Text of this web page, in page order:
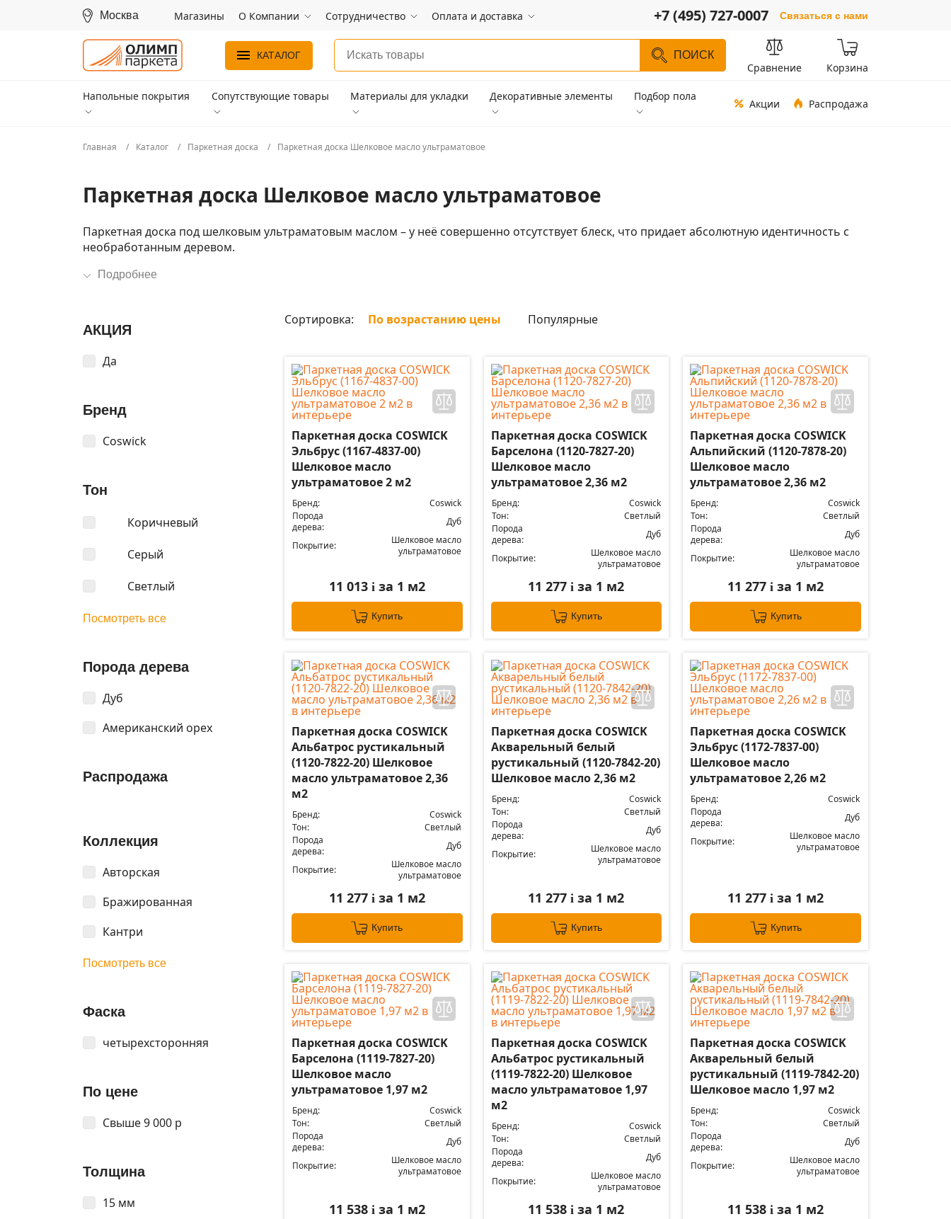
Москва Магазины О Компании Сотрудничество Оплата и доставка +7 (495) 727-0007 Связаться с нами
КАТАЛОГ ПОИСК
Сравнение Корзина
Напольные покрытия Сопутствующие товары Материалы для укладки Декоративные элементы Подбор пола
Акции Распродажа
Главная Каталог Паркетная доска Паркетная доска Шелковое масло ультраматовое
Паркетная доска Шелковое масло ультраматовое
Паркетная доска под шелковым ультраматовым маслом – у неё совершенно отсутствует блеск, что придает абсолютную идентичность с
необработанным деревом.
Подробнее
АКЦИЯ
Да
Бренд
Coswick
Тон
Коричневый
Серый
Светлый
Посмотреть все
Порода дерева
Дуб
Американский орех
Распродажа
Коллекция
Авторская
Бражированная
Кантри
Посмотреть все
Фаска
четырехсторонняя
По цене
Свыше 9 000 р
Толщина
15 мм
Сортировка: По возрастанию цены Популярные
Паркетная доска COSWICK
Эльбрус (1167-4837-00)
Шелковое масло
ультраматовое 2 м2
Бренд:
Coswick
Порода
дерева:
Дуб
Покрытие:
Шелковое масло
ультраматовое
11 013 iза 1 м2
Купить
Паркетная доска COSWICK
Барселона (1120-7827-20)
Шелковое масло
ультраматовое 2,36 м2
Бренд:
Coswick
Тон:
Светлый
Порода
дерева:
Дуб
Покрытие:
Шелковое масло
ультраматовое
11 277i за 1 м2
Купить
Паркетная доска COSWICK
Альпийский (1120-7878-20)
Шелковое масло
ультраматовое 2,36 м2
Бренд:
Coswick
Тон:
Светлый
Порода
дерева:
Дуб
Покрытие:
Шелковое масло
ультраматовое
11 277i за 1 м2
Купить
Паркетная доска COSWICK
Альбатрос рустикальный
(1120-7822-20) Шелковое
масло ультраматовое 2,36
м2
Бренд:
Coswick
Тон:
Светлый
Порода
дерева:
Дуб
Покрытие:
Шелковое масло
ультраматовое
11 277 iза 1 м2
Купить
Паркетная доска COSWICK
Акварельный белый
рустикальный (1120-7842-20)
Шелковое масло 2,36 м2
Бренд:
Coswick
Тон:
Светлый
Порода
дерева:
Дуб
Покрытие:
Шелковое масло
ультраматовое
11 277i за 1 м2
Купить
Паркетная доска COSWICK
Эльбрус (1172-7837-00)
Шелковое масло
ультраматовое 2,26 м2
Бренд:
Coswick
Порода
дерева:
Дуб
Покрытие:
Шелковое масло
ультраматовое
11 277i за 1 м2
Купить
Паркетная доска COSWICK
Барселона (1119-7827-20)
Шелковое масло
ультраматовое 1,97 м2
Бренд:
Coswick
Тон:
Светлый
Порода
дерева:
Дуб
Покрытие:
Шелковое масло
ультраматовое
11 538 iза 1 м2
Паркетная доска COSWICK
Альбатрос рустикальный
(1119-7822-20) Шелковое
масло ультраматовое 1,97
м2
Бренд:
Coswick
Тон:
Светлый
Порода
дерева:
Дуб
Покрытие:
Шелковое масло
ультраматовое
11 538i за 1 м2
Паркетная доска COSWICK
Акварельный белый
рустикальный (1119-7842-20)
Шелковое масло 1,97 м2
Бренд:
Coswick
Тон:
Светлый
Порода
дерева:
Дуб
Покрытие:
Шелковое масло
ультраматовое
11 538i за 1 м2